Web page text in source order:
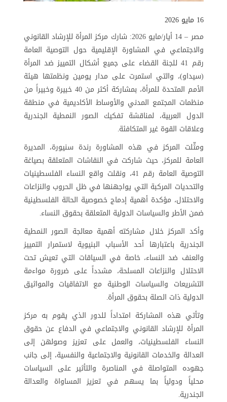
16 مايو 2026
مصر – 14 أيار/مايو 2026: شارك مركز المرأة للإرشاد القانوني
والاجتماعي في المشاورة الإقليمية حول التوصية العامة
رقم 41 للجنة القضاء على جميع أشكال التمييز ضد المرأة
(سيداو)، والتي استمرت على مدار يومين ونظمتها هيئة
الأمم المتحدة للمرأة، بمشاركة أكثر من 40 خبيرة وخبيراً من
منظمات المجتمع المدني والأوساط الأكاديمية في منطقة
الدول العربية، لمناقشة تفكيك الصور النمطية الجندرية
وعلاقات القوة غير المتكافئة.
ومثّلت المركز في هذه المشاورة رندة سنيورة، المديرة
العامة للمركز، حيث شاركت في النقاشات المتعلقة بصياغة
التوصية العامة رقم 41، ونقلت واقع النساء الفلسطينيات
والتحديات المركبة التي يواجهنها في ظل الحروب والنزاعات
والاحتلال، مؤكدة أهمية إدماج خصوصية الحالة الفلسطينية
ضمن الأطر والسياسات الدولية المتعلقة بحقوق النساء.
وأكد المركز خلال مشاركته أهمية معالجة الصور النمطية
الجندرية باعتبارها أحد الأسباب البنيوية لاستمرار التمييز
والعنف ضد النساء، خاصة في السياقات التي تعيش تحت
الاحتلال والنزاعات المسلحة، مشدداً على ضرورة مواءمة
التشريعات والسياسات الوطنية مع الاتفاقيات والمواثيق
الدولية ذات الصلة بحقوق المرأة.
وتأتي هذه المشاركة امتداداً للدور الذي يقوم به مركز
المرأة للإرشاد القانوني والاجتماعي في الدفاع عن حقوق
النساء الفلسطينيات، والعمل على تعزيز وصولهن إلى
العدالة والخدمات القانونية والاجتماعية والنفسية، إلى جانب
جهوده المتواصلة في المناصرة والتأثير على السياسات
محلياً ودولياً بما يسهم في تعزيز المساواة والعدالة
الجندرية.